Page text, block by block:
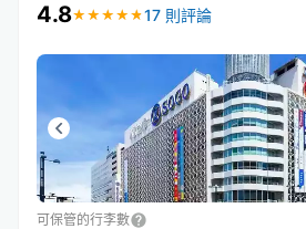
4.8★ ★ ★ ★ ★
★ ★ ★ ★ ★ 17 則評論
可保管的行李數